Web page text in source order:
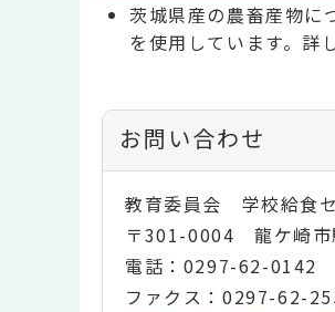
茨城県産の農畜産物に
を使用しています。詳
お問い合わせ
教育委員会 学校給食
〒301-0004 龍ケ崎市
電話：0297-62-0142
ファクス：0297-62-